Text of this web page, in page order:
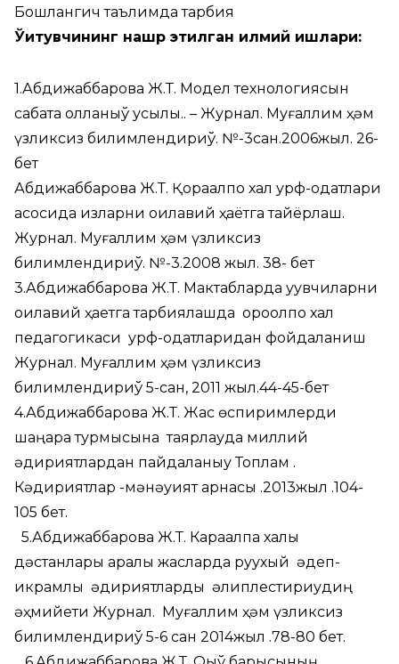
Бошлангич таълимда тарбия
Ўқитувчининг нашр этилган илмий ишлари:
1.Абдижаббарова Ж.Т. Модел технологиясын
сабақта қолланыў усылы.. – Журнал. Муғаллим ҳәм
үзликсиз билимлендириў. №-3сан.2006жыл. 26-
бет
Абдижаббарова Ж.Т. Қорақалпоқ халқ урф-одатлари
асосида қизларни оилавий ҳаётга тайёрлаш.
Журнал. Муғаллим ҳәм үзликсиз
билимлендириў. №-3.2008 жыл. 38- бет
3.Абдижаббарова Ж.Т. Мактабларда уқувчиларни
оилавий ҳаетга тарбиялашда қороқолпоқ халқ
педагогикаси урф-одатларидан фойдаланиш
Журнал. Муғаллим ҳәм үзликсиз
билимлендириў 5-сан, 2011 жыл.44-45-бет
4.Абдижаббарова Ж.Т. Жас өспиримлерди
шаңарақ турмысына таярлауда миллий
қәдириятлардан пайдаланыу Топлам .
Кәдириятлар -мәнәуият арнасы .2013жыл .104-
105 бет.
5.Абдижаббарова Ж.Т. Карақалпақ халық
дәстанлары арқалы жасларда руухый әдеп-
икрамлық қәдириятларды қәлиплестириудиң
әҳмийети Журнал. Муғаллим ҳәм үзликсиз
билимлендириў 5-6 сан 2014жыл .78-80 бет.